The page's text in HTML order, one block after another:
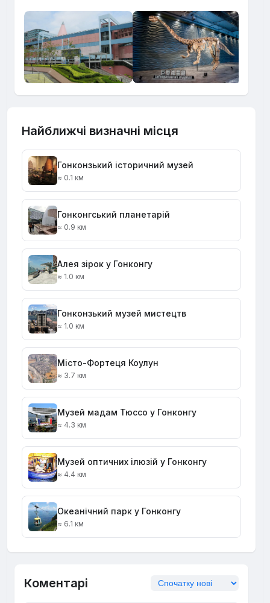
Найближчі визначні місця
Гонконзький історичний музей
≈ 0.1 км
Гонконгський планетарій
≈ 0.9 км
Алея зірок у Гонконгу
≈ 1.0 км
Гонконзький музей мистецтв
≈ 1.0 км
Місто-Фортеця Коулун
≈ 3.7 км
Музей мадам Тюссо у Гонконгу
≈ 4.3 км
Музей оптичних ілюзій у Гонконгу
≈ 4.4 км
Океанічний парк у Гонконгу
≈ 6.1 км
Коментарі